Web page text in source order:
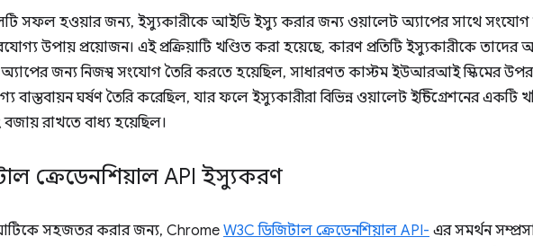
সফল হওয়ার জন্য, ইস্যুকারীকে আইডি ইস্যু করার জন্য ওয়ালেট অ্যাপের সাথে সংযোগ
উপায় প্রয়োজন। এই প্রক্রিয়াটি খণ্ডিত করা হয়েছে, কারণ প্রতিটি ইস্যুকারীকে তাদের
জন্য নিজস্ব সংযোগ তৈরি করতে হয়েছিল, সাধারণত কাস্টম ইউআরআই স্কিমের উপর
বাস্তবায়ন ঘর্ষণ তৈরি করেছিল, যার ফলে ইস্যুকারীরা বিভিন্ন ওয়ালেট ইন্টিগ্রেশনের একটি
বজায় রাখতে বাধ্য হয়েছিল।
ক্রেডেনশিয়াল API ইস্যুকরণ
সহজতর করার জন্য, Chrome W3C ডিজিটাল ক্রেডেনশিয়াল API- এর সমর্থন